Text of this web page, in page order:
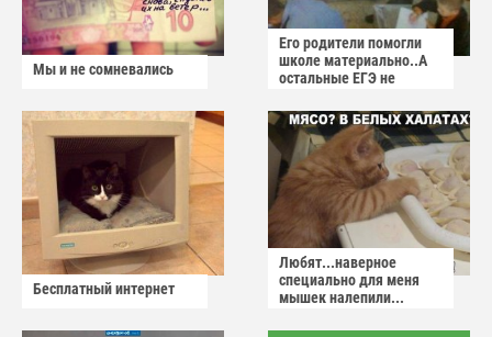
Мы и не сомневались
Его родители помогли
школе материально..А
остальные ЕГЭ не
Бесплатный интернет
Любят...наверное
специально для меня
мышек налепили...